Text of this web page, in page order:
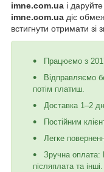
imne.com.ua і
imne.com.ua діє
встигнути отримати зі
Працюємо з
Відправляємо
потім платиш.
Доставка 1–2
Постійним
Легке
Зручна
післяплата та інші.